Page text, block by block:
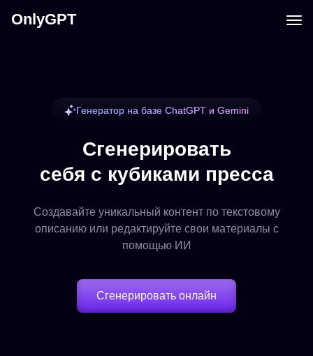
OnlyGPT
Генератор на базе ChatGPT и Gemini
Сгенерировать
себя с кубиками пресса
Создавайте уникальный контент по текстовому
описанию или редактируйте свои материалы с
помощью ИИ
Сгенерировать онлайн